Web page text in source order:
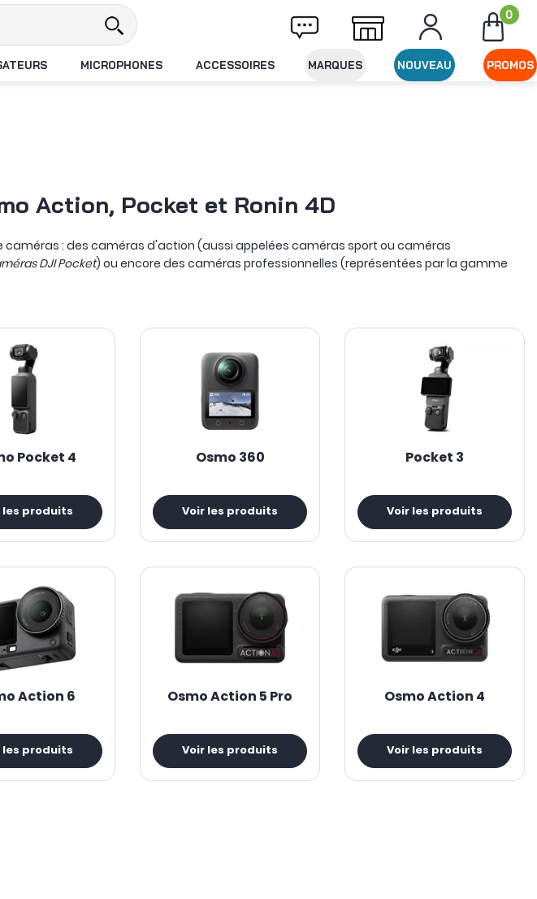
Livraison offerte dès 49€ d'achat Expédition le
0
MICROPHONES ACCESSOIRES MARQUES NOUVEAU PROMOS
Action, Pocket et Ronin 4D
caméras : des caméras d'action (aussi appelées caméras sport ou caméras
DJI Pocket) ou encore des caméras professionnelles (représentées par la gamme
Pocket 4
les produits
Osmo 360
Voir les produits
Pocket 3
Voir les produits
Action 6
les produits
Osmo Action 5 Pro
Voir les produits
Osmo Action 4
Voir les produits